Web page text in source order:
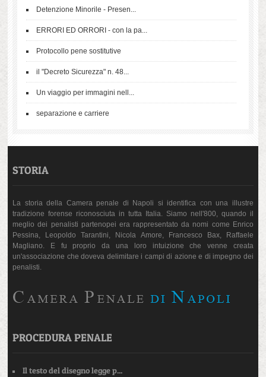
Detenzione Minorile - Presen...
ERRORI ED ORRORI - con la pa...
Protocollo pene sostitutive
il "Decreto Sicurezza" n. 48...
Un viaggio per immagini nell...
separazione e carriere
STORIA
La storia della Camera penale di Napoli si identifica con una illustre
tradizione forense riconosciuta in tutta Italia. Siamo nell'800, quando il
meglio dei penalisti partenopei era rappresentato da nomi come Enrico
Pessina, Leopoldo Tarantini, Nicola Amore, Francesco Bax, Raffaele
Magliano. E fu proprio da una loro intuizione che venne creata
un'associazione che doveva delimitare i campi di azione e di impegno dei
penalisti.
PROCEDURA PENALE
Il testo del disegno legge p...